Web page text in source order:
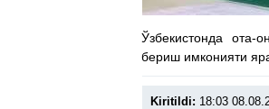
Ўзбекистонда ота-
бериш имконияти
Kiritildi: 18:03